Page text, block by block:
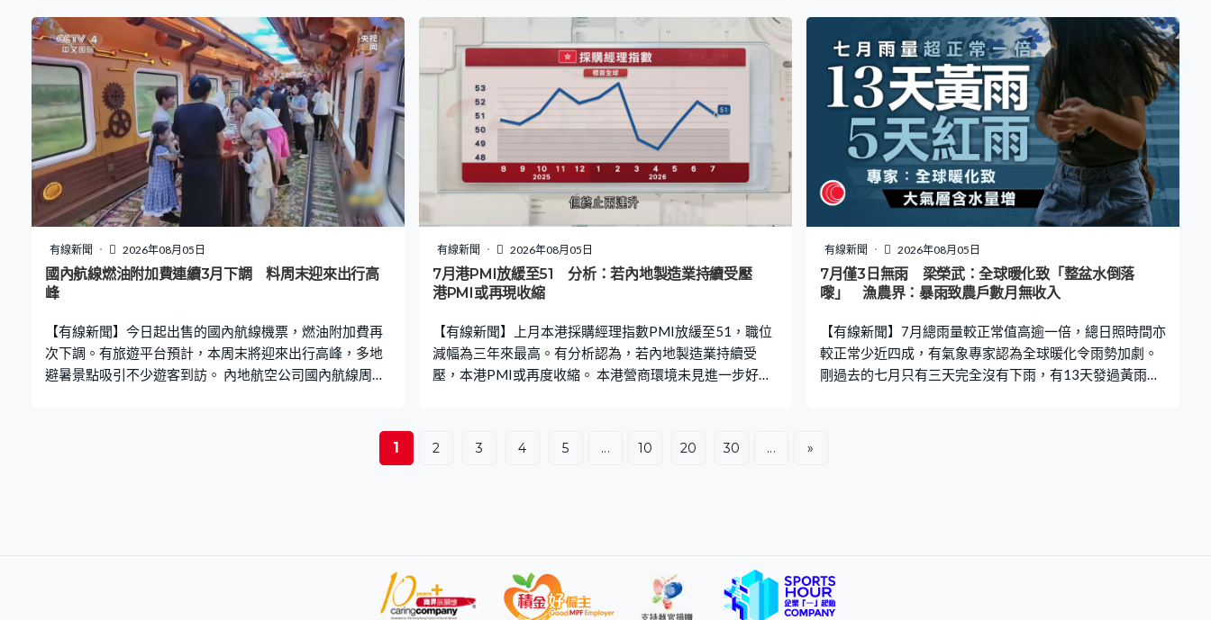
程」取錄了28人，包括5位超級狀元。其中聖保羅男女中
學超級狀元馬端行說，選擇港大是因為課程的「增潤學
年」。港大醫學院學生馬端行：「有一整年的時間，有很
大的自由度以及很大的空間讓我自我探索不同醫學範疇的
事，例如有同學會做科研或人道救援，或可以到海外增值
自己，取多一個第二學位。我自己很嚮往這種自主學習以
及自主探索的學習模式。」 課程數年前開辦，港大醫學院
說已有不少同學利用增潤年在海外頂尖大學修讀第二學
位。港大醫學院院長劉澤星：「去年已開始增加途經，如
果同學畢業後，當然要讀得好，以及要有科研經驗，我們
會提供全免費資助他們攻讀博士，而博士希望他們在外國
讀，再令他們的全球視野再增長。」 醫學院在聯招共取錄
155名文憑試學生，其中傳統內外全科醫學士取錄了127名
中大醫學院方面，取錄了210名文
生防護中心數據顯示，截至上月底，今年夏季流感共錄得5
宗兒童流感嚴重個案。有專家稱，即使曾接種疫苗，抗體
亦會隨時間降低，而且兒童感染H3病毒容易惡化。兒童傳
染病學會主席關日華：「我們發覺免疫因子分泌得很嚴
重，引致全身有很嚴重發炎反應，令不同器官發炎，血壓
會降低，這個情況在新冠疫情時已見過，叫多系統發炎綜
合症，都是一些很急性、病人很快轉差，又驗過病人有很
高細胞因子。我相信這些情況有發生在感染的兒童身
上。」新一批流感疫苗最快9月抵港，關日華稱現有批次疫
苗仍然有效預防流感，呼籲未接種的市民盡快接種。 另外
當局亦擴展醫生疫苗採購先導計劃，採購量將由10萬劑增
至30萬劑，有家庭醫生稱相信能夠增加接種率。家庭醫生
林永和：「對醫生來說都是多一針得一針，每年都盡力解
用。現階段很多藥廠提供疫苗都充足，如果
入。藝人身份未有公開，這批粉絲原定與他一同乘坐泰航
客機前往北京，航空公司要求機場保安增援。 這班粉絲繼
續窮追不捨，甚至闖入候機區，並拒絕讓工作人員檢查證
件，試圖與藝人一同登機。藝人進入登機橋後繼續被包
圍，有職員和粉絲互相推撞，情況混亂。為了阻止未完成
登機手續的人上機，機組人員曾短暫關閉飛機艙門，之後
再逐一檢查登機證。 藝人上機後，有22名粉絲被拒登機，
航空公司指他們違反安全規定，亦可能會在機上繼續滋事
導致情況失控，最終航班亦因而延誤。22名乘客被帶到候
機大堂，航空公司要求卸下他們的托運行李，當中12人同
意配合，其餘10人拒絕合作，並向工作人員作出挑釁行
為，雙方爆發衝突。 網上流傳片段，有保安向中國乘客做
出「拉眼角」的歧視手勢，機場致歉，承認有保安執勤期
處分。
有線新聞 2026年08月05日
國內航線燃油附加費連續3月下調 料周末迎來出行高
峰
【有線新聞】今日起出售的國內航線機票，燃油附加費再
次下調。有旅遊平台預計，本周末將迎來出行高峰，多地
避暑景點吸引不少遊客到訪。 內地航空公司國內航線周三
假，業內人士相信有助刺激旅遊消費。 有數據顯示，7月
國內航線旅客超過6千萬人次，並由7月中開始，出遊熱度
溫只得18度，不少遊客專程來避暑。蘇州遊客：「比較新
有線新聞 2026年08月05日
7月港PMI放緩至51 分析：若內地製造業持續受壓
港PMI或再現收縮
【有線新聞】上月本港採購經理指數PMI放緩至51，職位
減幅為三年來最高。有分析認為，若內地製造業持續受
壓，本港PMI或再度收縮。 本港營商環境未見進一步好
企業減少採購並精簡人手，職位減幅擴大至三年來最高。
有分析認為，人工智能發展對勞工市場構成風險，但AI相
關電子產品的訂單需求預期會繼續增長，對本港下半年經
有線新聞 2026年08月05日
7月僅3日無雨 梁榮武：全球暖化致「整盆水倒落
嚟」 漁農界：暴雨致農戶數月無收入
【有線新聞】7月總雨量較正常值高逾一倍，總日照時間亦
較正常少近四成，有氣象專家認為全球暖化令雨勢加劇。
剛過去的七月只有三天完全沒有下雨，有13天發過黃雨，
界立法會議員陳博智：「今年74次暴雨不單是單一打擊，
還是持續、具破壞力的。根部全都浸爛，規劃當中很多農
1 2 3 4 5 ... 10 20 30 ... »